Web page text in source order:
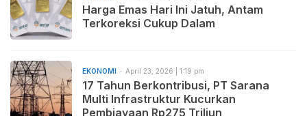
Harga Emas Hari Ini Jatuh, Antam
Terkoreksi Cukup Dalam
EKONOMI April 23, 2026 | 1:19 pm
17 Tahun Berkontribusi, PT Sarana
Multi Infrastruktur Kucurkan
Pembiayaan Rp275 Triliun